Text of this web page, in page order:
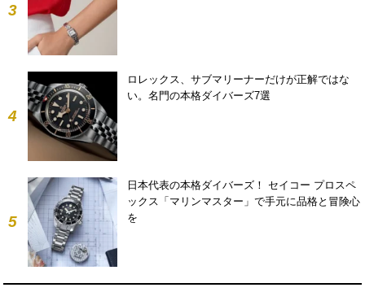
3
4
ロレックス、サブマリーナーだけが正解ではな
い。名門の本格ダイバーズ7選
5
日本代表の本格ダイバーズ！ セイコー プロスペ
ックス「マリンマスター」で手元に品格と冒険心
を